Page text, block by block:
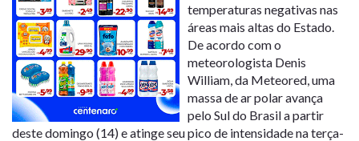
temperaturas negativas nas
áreas mais altas do Estado.
De acordo com o
meteorologista Denis
William, da Meteored, uma
massa de ar polar avança
pelo Sul do Brasil a partir
deste domingo (14) e atinge seu pico de intensidade na terça-